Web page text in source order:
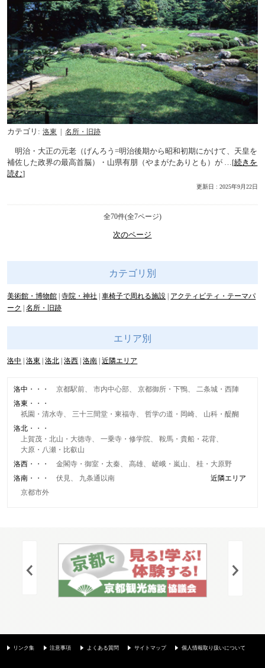
カテゴリ 洛東 名所・旧跡
明治・大正の元老（げんろう=明治後期から昭和初期にかけて、天皇を
補佐した政界の最高首脳）・山県有朋（やまがたありとも）が …[続きを
読む]
更新日 : 2025年9月22日
全70件(全7ページ)
次のページ
カテゴリ別
美術館・博物館 寺院・神社 車椅子で周れる施設
アクティビティ・テーマパ
ーク
名所・旧跡
エリア別
洛中 洛東 洛北 洛西 洛南 近隣エリア
洛中 京都駅前 市内中心部 京都御所・下鴨
二条城・西陣
洛東
祇園・清水寺
三十三間堂・東福寺 哲学の道・岡崎
山科・醍醐
洛北
上賀茂・北山・大徳寺
一乗寺・修学院
鞍馬・貴船・花背
大原・八瀬・比叡山
洛西
金閣寺・御室・太秦 高雄 嵯峨・嵐山
桂・大原野
洛南
伏見 九条通以南
近隣エリア
京都市外
リンク集 注意事項 よくある質問 サイトマップ 個人情報取り扱いについて